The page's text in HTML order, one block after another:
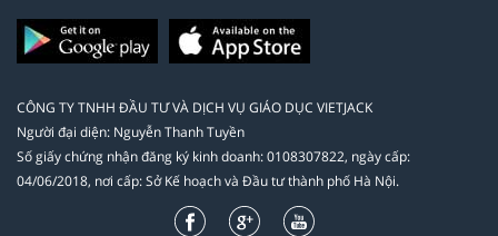
CÔNG TY TNHH ĐẦU TƯ VÀ DỊCH VỤ GIÁO DỤC VIETJACK
Người đại diện: Nguyễn Thanh Tuyền
Số giấy chứng nhận đăng ký kinh doanh: 0108307822, ngày cấp:
04/06/2018, nơi cấp: Sở Kế hoạch và Đầu tư thành phố Hà Nội.